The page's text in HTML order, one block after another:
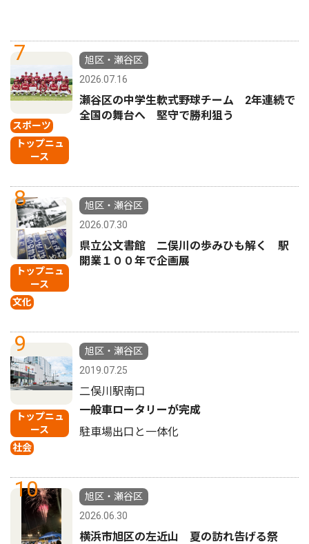
7
スポーツ
トップニュ
ース
旭区・瀬谷区
2026.07.16
瀬谷区の中学生軟式野球チーム 2年連続で
全国の舞台へ 堅守で勝利狙う
8
トップニュ
ース
文化
旭区・瀬谷区
2026.07.30
県立公文書館 二俣川の歩みひも解く 駅
開業１００年で企画展
9
トップニュ
ース
社会
旭区・瀬谷区
2019.07.25
二俣川駅南口
一般車ロータリーが完成
駐車場出口と一体化
10
旭区・瀬谷区
2026.06.30
横浜市旭区の左近山 夏の訪れ告げる祭